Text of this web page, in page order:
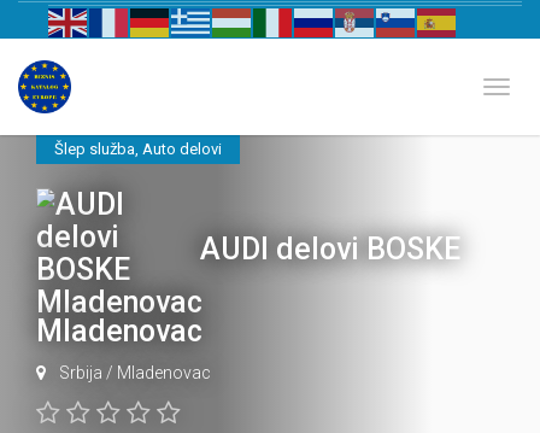
Šlep služba, Auto delovi
AUDI delovi BOSKE
Mladenovac
Srbija / Mladenovac